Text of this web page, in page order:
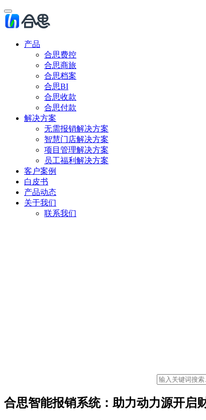
产品
合思费控
合思商旅
合思档案
合思BI
合思收款
合思付款
解决方案
无需报销解决方案
智慧门店解决方案
项目管理解决方案
员工福利解决方案
客户案例
白皮书
产品动态
关于我们
联系我们
合思智能报销系统：助力动力源开启